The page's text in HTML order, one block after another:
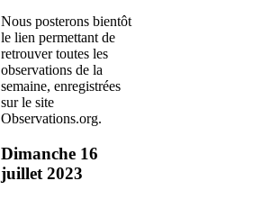
Nous posterons bientôt
le lien permettant de
retrouver toutes les
observations de la
semaine, enregistrées
sur le site
Observations.org.
Dimanche 16
juillet 2023